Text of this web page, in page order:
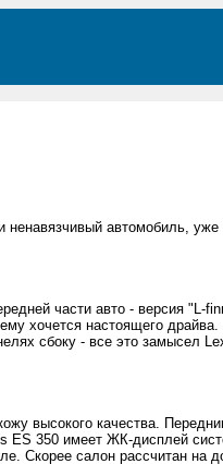
автомобиль, уже
части авто - версия "L-
хочется настоящего
сбоку - все это замысел
высокого качества.
ES 350 имеет ЖК-дисплей
Скорее салон рассчитан на